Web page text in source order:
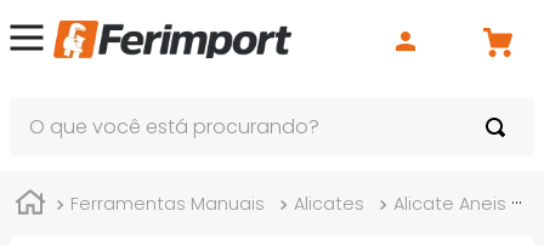
Ferramentas Manuais Alicates Alicate Aneis